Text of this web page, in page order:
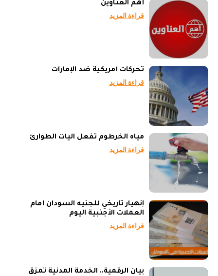
أهم العناوين
قراءة المزيد
تحركات أمريكية ضد الإمارات
قراءة المزيد
مياه الخرطوم تفعل آليات الطوارئ
قراءة المزيد
إنهيار تاريخي للجنيه السودان أمام
العملات الأجنبية اليوم
قراءة المزيد
بيان الرقمية.. الخدمة المدنية تمزق